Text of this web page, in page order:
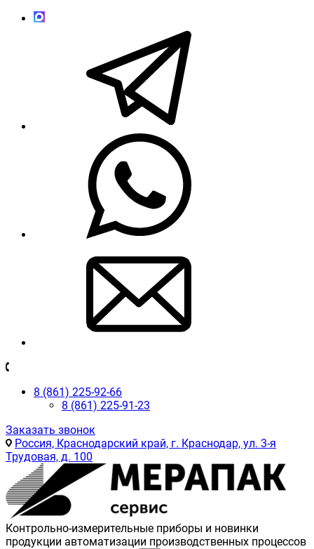
8 (861) 225-92-66
8 (861) 225-91-23
Заказать звонок
Россия, Краснодарский край, г. Краснодар, ул. 3-я
Трудовая, д. 100
Контрольно-измерительные приборы и новинки
продукции автоматизации производственных процессов